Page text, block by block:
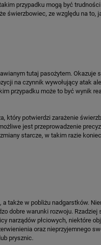
przypadku mogą być
świerzbowiec, ze względu na to,
tutaj pasożytem. Okazuje
na czynnik wywołujący atak
przypadku może to być wynik
który potwierdzi zarażenie
jest przeprowadzenie
starcze, w takim razie
także w pobliżu nadgarstków.
dobre warunki rozwoju. Rzadziej
narządów płciowych, niektóre
oraz nieprzyjemnego
prysznic.